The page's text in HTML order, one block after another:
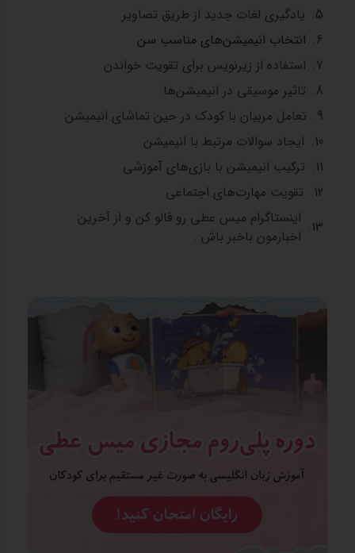
یادگیری لغات جدید از طریق تصاویر
انتخاب انیمیشن‌های مناسب سن
استفاده از زیرنویس برای تقویت خواندن
تاثیر موسیقی در انیمیشن‌ها
تعامل مربیان با کودک در حین تماشای انیمیشن
ایجاد سوالات مرتبط با انیمیشن
ترکیب انیمیشن با بازی‌های آموزشی
تقویت مهارت‌های اجتماعی
اینستاگرام میس عطی رو فالو کن و از آخرین
اخبارمون باخبر باش .